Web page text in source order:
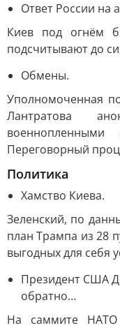
Ответ России на
Киев под огнём
подсчитывают до
Обмены.
Уполномоченная
Лантратова
Переговорный
Политика
Хамство Киева.
Зеленский, по
план Трампа из 28
выгодных для себя
Президент США
обратно…
На саммите